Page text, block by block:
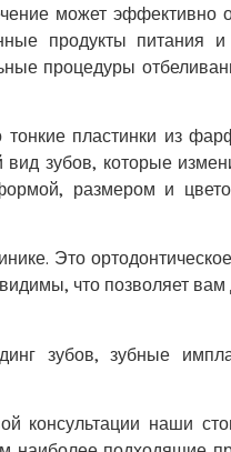
может эффективно
продукты питания и
процедуры
пластинки из
зубов, которые
размером и
Это
что позволяет вам
зубов, зубные
консультации наши